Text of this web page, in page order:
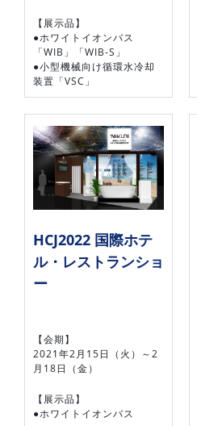
【展示品】
●ホワイトイオンバス
「WIB」「WIB-S」
●小型機械向け循環水冷却
装置「VSC」
HCJ2022 国際ホテ
ル・レストランショ
ー
【会期】
2021年2月15日（火）～2
月18日（金）
【展示品】
●ホワイトイオンバス